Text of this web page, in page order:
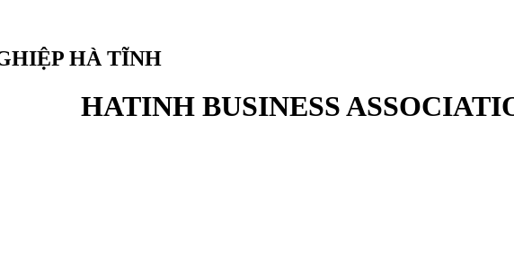
HÀ TĨNH
HATINH BUSINESS